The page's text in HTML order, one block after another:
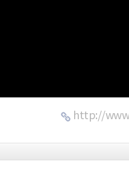
http://